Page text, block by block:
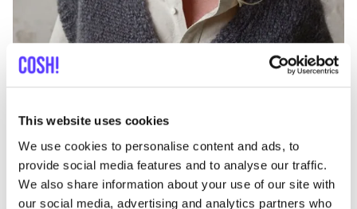
This website uses cookies
We use cookies to personalise content and ads, to
provide social media features and to analyse our traffic.
We also share information about your use of our site with
our social media, advertising and analytics partners who